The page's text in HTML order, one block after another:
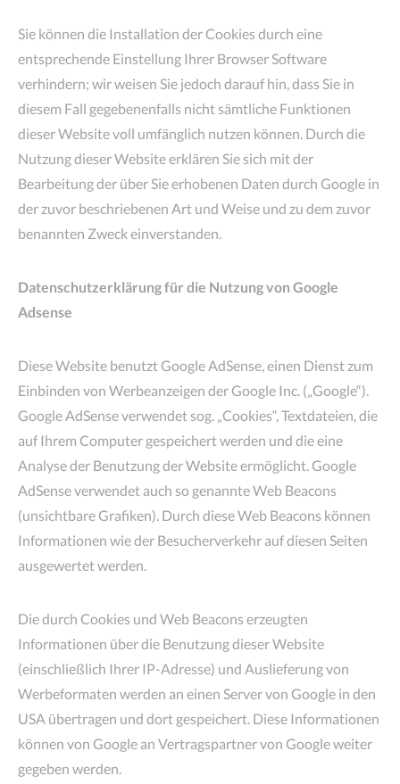
Sie können die Installation der Cookies durch eine
entsprechende Einstellung Ihrer Browser Software
verhindern; wir weisen Sie jedoch darauf hin, dass Sie in
diesem Fall gegebenenfalls nicht sämtliche Funktionen
dieser Website voll umfänglich nutzen können. Durch die
Nutzung dieser Website erklären Sie sich mit der
Bearbeitung der über Sie erhobenen Daten durch Google in
der zuvor beschriebenen Art und Weise und zu dem zuvor
benannten Zweck einverstanden.
Datenschutzerklärung für die Nutzung von Google
Adsense
Diese Website benutzt Google AdSense, einen Dienst zum
Einbinden von Werbeanzeigen der Google Inc. („Google“).
Google AdSense verwendet sog. „Cookies“, Textdateien, die
auf Ihrem Computer gespeichert werden und die eine
Analyse der Benutzung der Website ermöglicht. Google
AdSense verwendet auch so genannte Web Beacons
(unsichtbare Grafiken). Durch diese Web Beacons können
Informationen wie der Besucherverkehr auf diesen Seiten
ausgewertet werden.
Die durch Cookies und Web Beacons erzeugten
Informationen über die Benutzung dieser Website
(einschließlich Ihrer IP-Adresse) und Auslieferung von
Werbeformaten werden an einen Server von Google in den
USA übertragen und dort gespeichert. Diese Informationen
können von Google an Vertragspartner von Google weiter
gegeben werden.